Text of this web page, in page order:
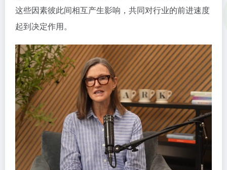
这些因素彼此间相互产生影响，共同对行业的前进速度
起到决定作用。